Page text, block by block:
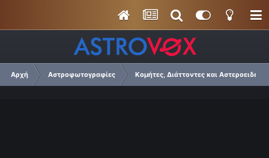
Αρχή Αστροφωτογραφίες Κομήτες, Διάττοντες και Αστεροειδείς